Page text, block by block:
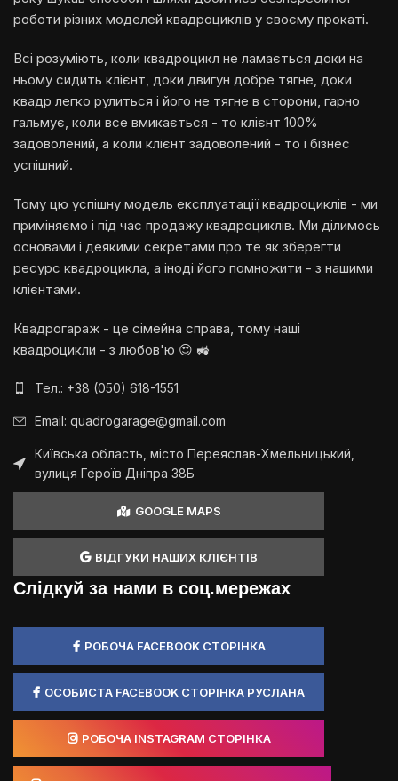
роботи різних моделей квадроциклів у своєму прокаті.
Всі розуміють, коли квадроцикл не ламається доки на
ньому сидить клієнт, доки двигун добре тягне, доки
квадр легко рулиться і його не тягне в сторони, гарно
гальмує, коли все вмикається - то клієнт 100%
задоволений, а коли клієнт задоволений - то і бізнес
успішний.
Тому цю успішну модель експлуатації квадроциклів - ми
приміняємо і під час продажу квадроциклів. Ми ділимось
основами і деякими секретами про те як зберегти
ресурс квадроцикла, а іноді його помножити - з нашими
клієнтами.
Квадрогараж - це сімейна справа, тому наші
квадроцикли - з любов'ю 😍 🚜
Тел.: +38 (050) 618-1551
Email: quadrogarage@gmail.com
Київська область, місто Переяслав-Хмельницький,
вулиця Героїв Дніпра 38Б
GOOGLE MAPS
ВІДГУКИ НАШИХ КЛІЄНТІВ
Слідкуй за нами в соц.мережах
РОБОЧА FACEBOOK СТОРІНКА
ОСОБИСТА FACEBOOK СТОРІНКА РУСЛАНА
РОБОЧА INSTAGRAM СТОРІНКА